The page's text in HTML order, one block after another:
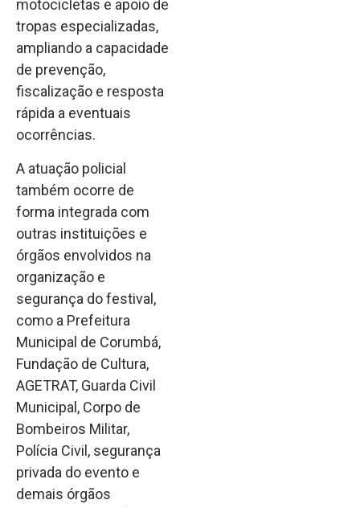
motocicletas e apoio de
tropas especializadas,
ampliando a capacidade
de prevenção,
fiscalização e resposta
rápida a eventuais
ocorrências.
A atuação policial
também ocorre de
forma integrada com
outras instituições e
órgãos envolvidos na
organização e
segurança do festival,
como a Prefeitura
Municipal de Corumbá,
Fundação de Cultura,
AGETRAT, Guarda Civil
Municipal, Corpo de
Bombeiros Militar,
Polícia Civil, segurança
privada do evento e
demais órgãos